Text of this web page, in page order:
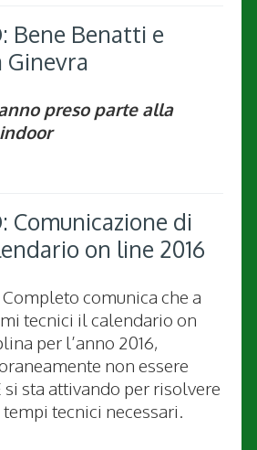
Bene Benatti e
Ginevra
preso parte alla
Comunicazione di
on line 2016
comunica che a
tecnici il calendario on
per l’anno 2016,
non essere
si sta attivando per risolvere
tecnici necessari.